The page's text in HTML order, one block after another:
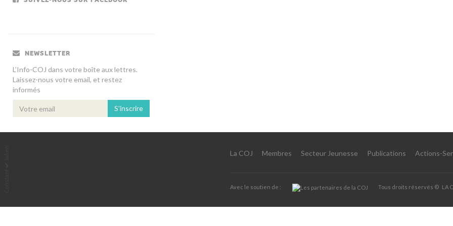
NEWSLETTER
L’Info-COJ dans votre boîte aux lettres.
Laissez-nous votre email, et restez
informés
S'inscrire
La COJ Membres Secteur Jeunesse Publications Actions-
Avec le soutien de : Tous droits réservés © LA